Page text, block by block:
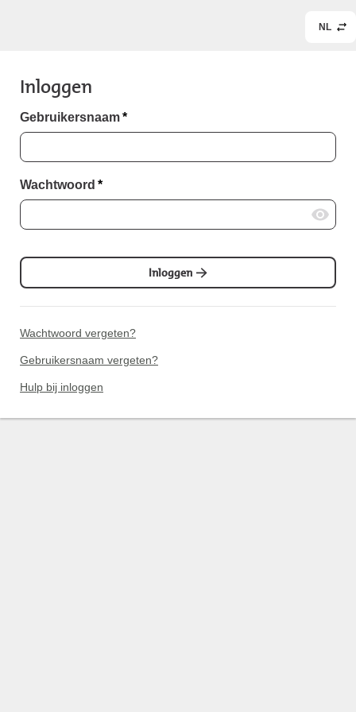
NL
Inloggen
Gebruikersnaam*
Wachtwoord *
Inloggen
Wachtwoord vergeten?
Gebruikersnaam vergeten?
Hulp bij inloggen